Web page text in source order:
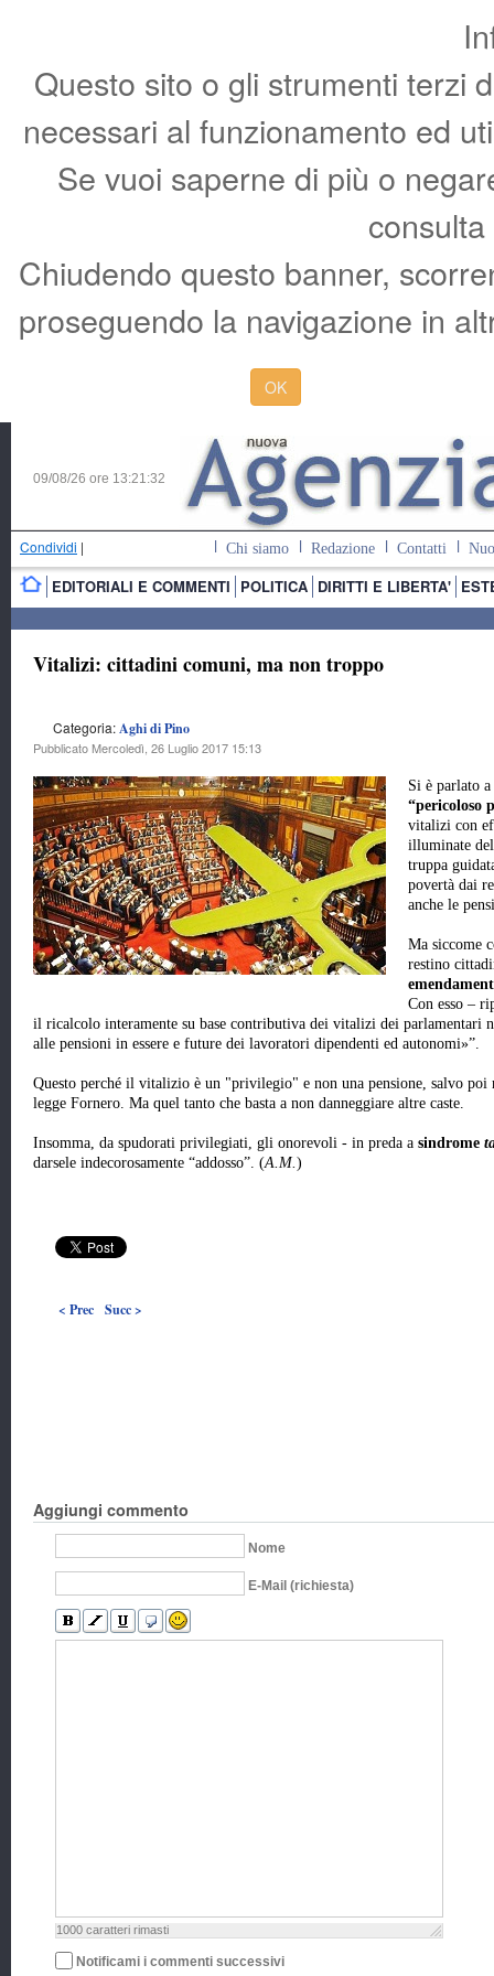
Questo sito o gli strumenti terzi
necessari al funzionamento ed
Se vuoi saperne di più o
Chiudendo questo banner,
proseguendo la navigazione in
OK
09/08/26 ore 13:21:33
Condividi | Chi siamo Redazione Contatti
EDITORIALI E COMMENTI POLITICA DIRITTI E LIBERTA'
Vitalizi: cittadini comuni, ma non troppo
Categoria:Aghi di Pino
Pubblicato Mercoledì, 26 Luglio 2017 15:13
Si è parlato
“pericoloso
vitalizi con
illuminate
truppa
povertà dai
anche le
Ma siccome
restino
Con esso –
il ricalcolo interamente su base contributiva dei vitalizi dei parlamentari
alle pensioni in essere e future dei lavoratori dipendenti ed autonomi»”.
Questo perché il vitalizio è un "privilegio" e non una pensione, salvo poi
legge Fornero. Ma quel tanto che basta a non danneggiare altre caste.
Insomma, da spudorati privilegiati, gli onorevoli - in preda a sindrome
darsele indecorosamente “addosso”. (A.M.)
< Prec Succ >
Aggiungi commento
Nome
E-Mail (richiesta)
1000 caratteri rimasti
Notificami i commenti successivi